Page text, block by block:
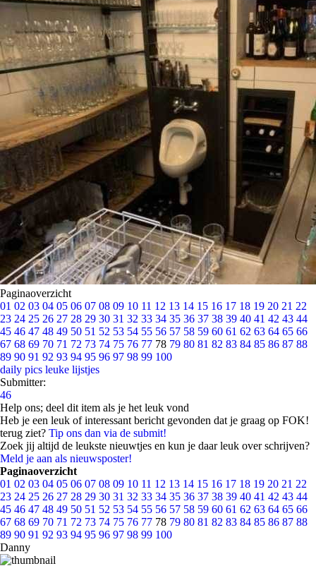
Paginaoverzicht
01 02 03 04 05 06 07 08 09 10 11 12 13 14 15 16 17 18 19 20 21 22
23 24 25 26 27 28 29 30 31 32 33 34 35 36 37 38 39 40 41 42 43 44
45 46 47 48 49 50 51 52 53 54 55 56 57 58 59 60 61 62 63 64 65 66
67 68 69 70 71 72 73 74 75 76 77 78 79 80 81 82 83 84 85 86 87 88
89 90 91 92 93 94 95 96 97 98 99 100
daily pics leuke lijstjes
Submitter:
46
Help ons; deel dit item als je het leuk vond
Heb je een leuk of interessant bericht gevonden dat je graag op FOK!
terug ziet? Tip ons dan via de submit!
Zoek jij altijd de leukste nieuwtjes en kun je daar leuk over schrijven?
Meld je aan als nieuwsposter!
Paginaoverzicht
01 02 03 04 05 06 07 08 09 10 11 12 13 14 15 16 17 18 19 20 21 22
23 24 25 26 27 28 29 30 31 32 33 34 35 36 37 38 39 40 41 42 43 44
45 46 47 48 49 50 51 52 53 54 55 56 57 58 59 60 61 62 63 64 65 66
67 68 69 70 71 72 73 74 75 76 77 78 79 80 81 82 83 84 85 86 87 88
89 90 91 92 93 94 95 96 97 98 99 100
Danny